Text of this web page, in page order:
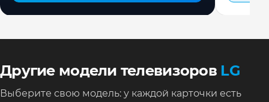
Другие модели телевизоров LG
Выберите свою модель: у каждой карточки есть